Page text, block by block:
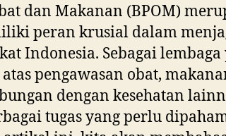
dan Makanan (BPOM)
peran krusial dalam
Indonesia. Sebagai lembaga
pengawasan obat,
dengan kesehatan
tugas yang perlu